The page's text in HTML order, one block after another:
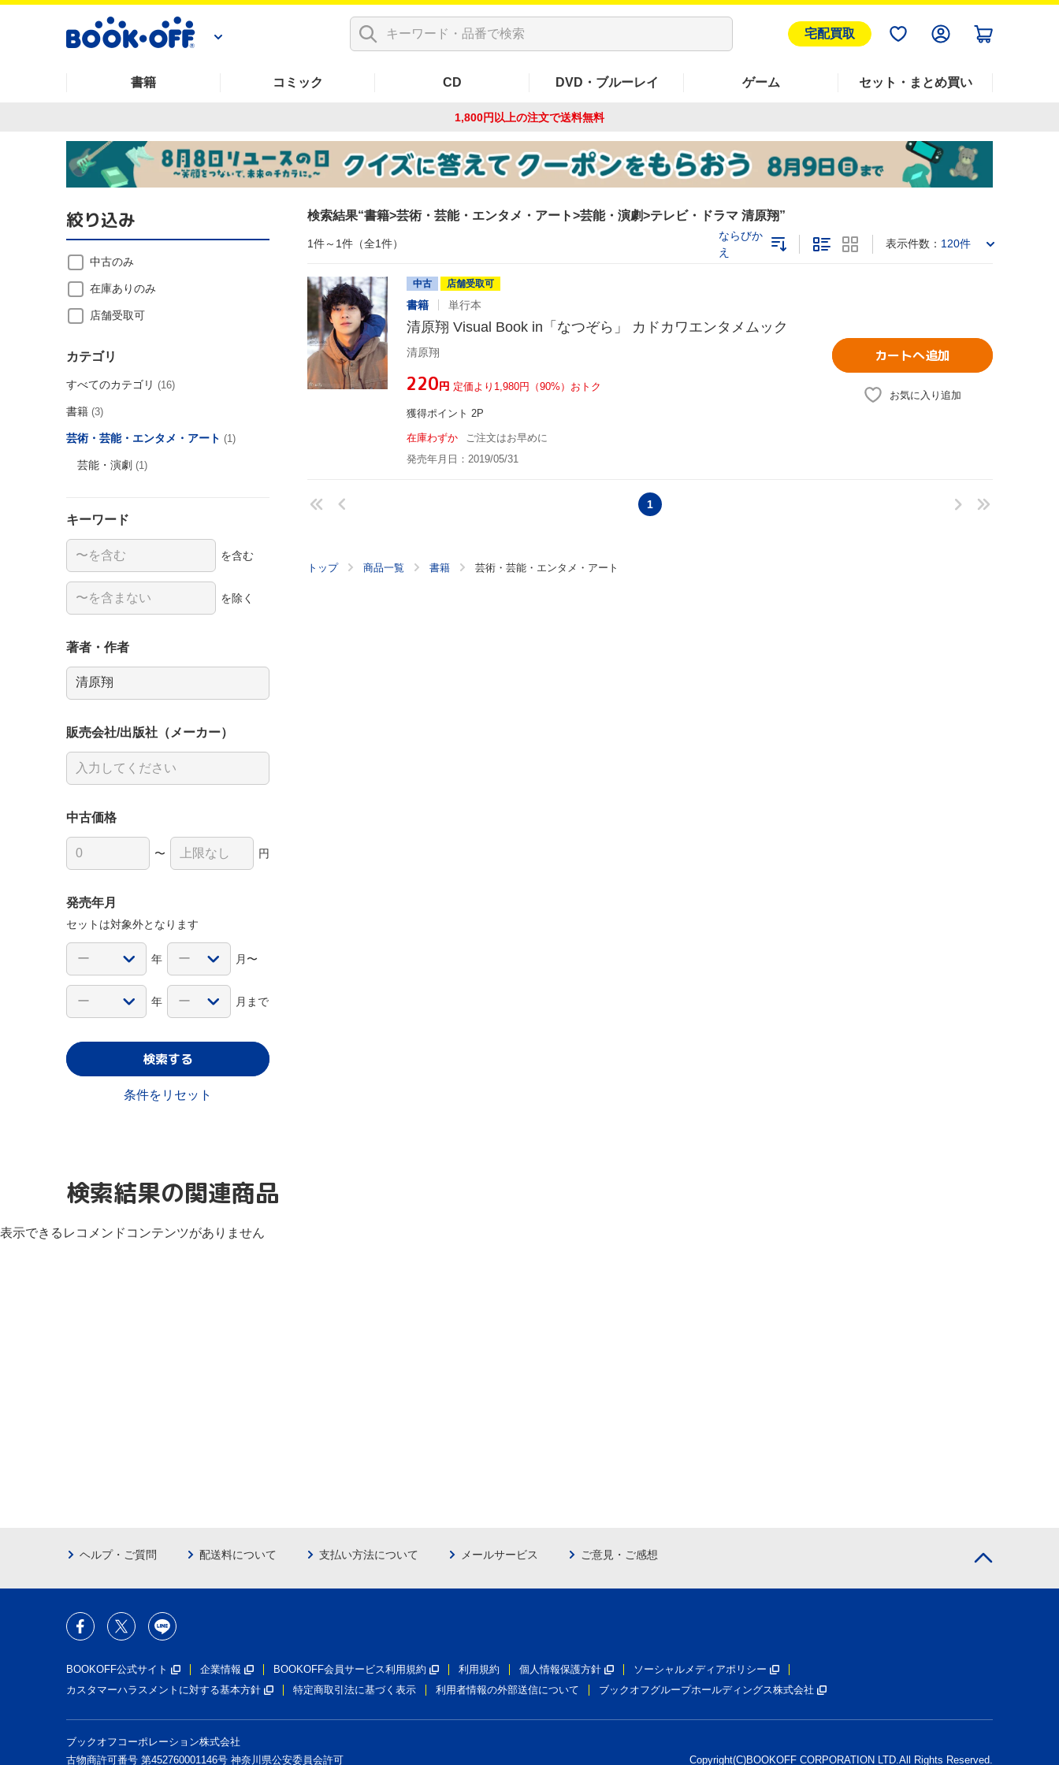
宅配買取
書籍 コミック CD DVD・ブルーレイ ゲーム セット・まとめ買い
1,800円以上の注文で送料無料
検索結果 書籍>芸術・芸能・エンタメ・アート>芸能・演劇>テレビ・ドラマ 清原翔
1件～1件（全1件）
ならびか
え
表示件数： 120件
中古 店舗受取可
書籍 単行本
清原翔 Visual Book in「なつぞら」 カドカワエンタメムック
清原翔
¥220円 定価より1,980円（90%）おトク
獲得ポイント 2P
在庫わずか
ご注文はお早めに
発売年月日：2019/05/31
カートへ追加
お気に入り追加
1
トップ 商品一覧 書籍 芸術・芸能・エンタメ・アート
絞り込み
中古のみ
在庫ありのみ
店舗受取可
カテゴリ
すべてのカテゴリ (16)
書籍 (3)
芸術・芸能・エンタメ・アート (1)
芸能・演劇 (1)
キーワード
を含む
を除く
著者・作者
販売会社/出版社（メーカー）
中古価格
〜 円
発売年月
セットは対象外となります
年 月〜
年 月まで
検索する
条件をリセット
検索結果の関連商品
表示できるレコメンドコンテンツがありません
ヘルプ・ご質問 配送料について 支払い方法について メールサービス ご意見・ご感想
BOOKOFF公式サイト 企業情報 BOOKOFF会員サービス利用規約 利用規約 個人情報保護方針
ソーシャルメディアポリシー
カスタマーハラスメントに対する基本方針
特定商取引法に基づく表示 利用者情報の外部送信について ブックオフグループホールディングス株式会社
ブックオフコーポレーション株式会社
古物商許可番号 第452760001146号 神奈川県公安委員会許可
Copyright(C)BOOKOFF CORPORATION LTD.All Rights Reserved.